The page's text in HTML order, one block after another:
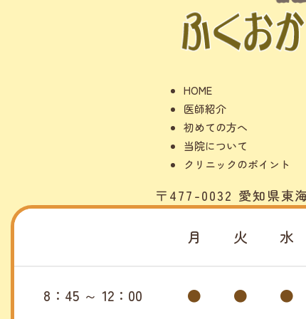
HOME
医師紹介
初めての方へ
当院について
クリニックのポイント
〒477-0032 愛知県東
月 火 水
8：45 ～ 12：00 ● ● ●